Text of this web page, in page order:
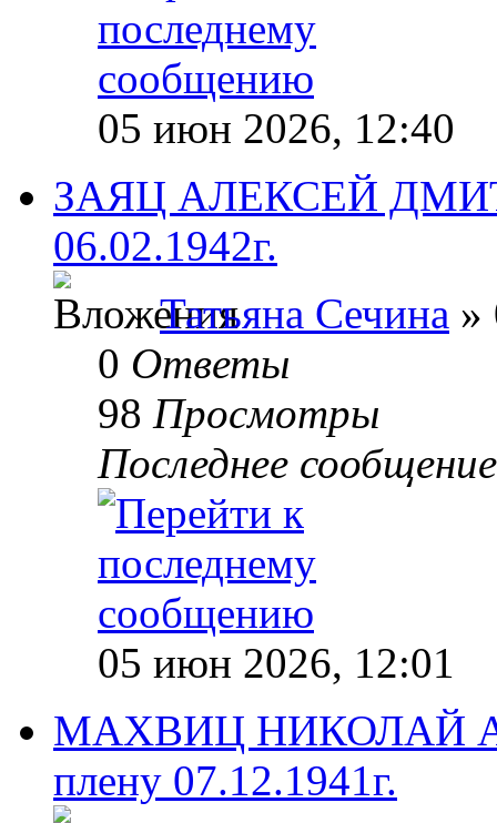
05 июн 2026, 12:40
ЗАЯЦ АЛЕКСЕЙ
06.02.1942г.
Татьяна Сечина »
0 Ответы
98 Просмотры
Последнее
05 июн 2026, 12:01
МАХВИЦ НИКОЛАЙ
плену 07.12.1941г.